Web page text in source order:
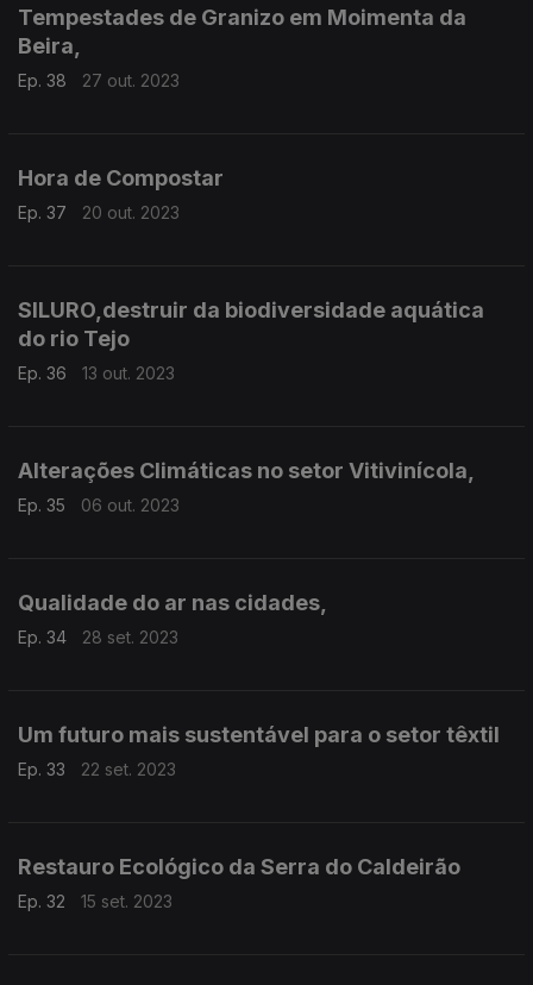
Tempestades de Granizo em Moimenta da
Beira,
Ep. 38 27 out. 2023
Hora de Compostar
Ep. 37 20 out. 2023
SILURO,destruir da biodiversidade aquática
do rio Tejo
Ep. 36 13 out. 2023
Alterações Climáticas no setor Vitivinícola,
Ep. 35 06 out. 2023
Qualidade do ar nas cidades,
Ep. 34 28 set. 2023
Um futuro mais sustentável para o setor têxtil
Ep. 33 22 set. 2023
Restauro Ecológico da Serra do Caldeirão
Ep. 32 15 set. 2023